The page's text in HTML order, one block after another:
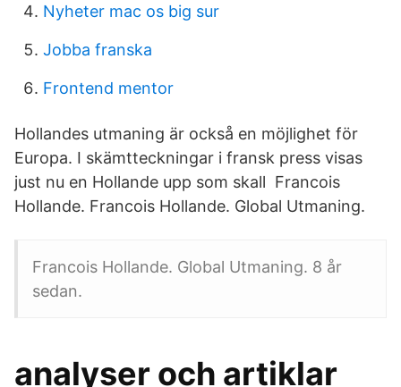
Nyheter mac os big sur
Jobba franska
Frontend mentor
Hollandes utmaning är också en möjlighet för
Europa. I skämtteckningar i fransk press visas
just nu en Hollande upp som skall Francois
Hollande. Francois Hollande. Global Utmaning.
Francois Hollande. Global Utmaning. 8 år
sedan.
analyser och artiklar